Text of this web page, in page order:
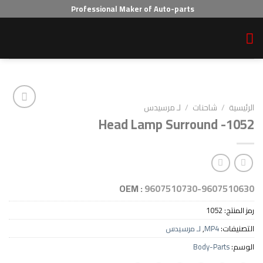
Professional Maker of Auto-parts
شاحنات / لـ مرسيدس
Head Lamp
OEM :9607510730-
,لـ مرسيدس
Body-